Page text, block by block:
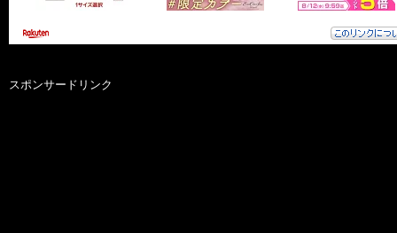
スポンサードリンク